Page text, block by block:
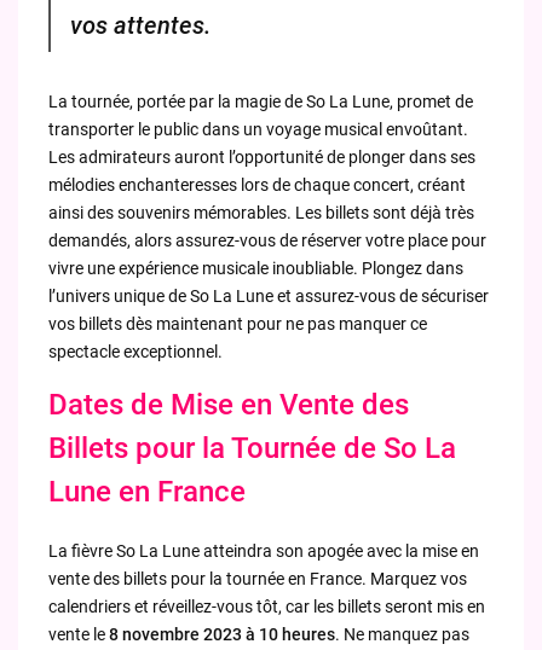
vos attentes.
La tournée, portée par la magie de So La Lune, promet de
transporter le public dans un voyage musical envoûtant.
Les admirateurs auront l’opportunité de plonger dans ses
mélodies enchanteresses lors de chaque concert, créant
ainsi des souvenirs mémorables. Les billets sont déjà très
demandés, alors assurez-vous de réserver votre place pour
vivre une expérience musicale inoubliable. Plongez dans
l’univers unique de So La Lune et assurez-vous de sécuriser
vos billets dès maintenant pour ne pas manquer ce
spectacle exceptionnel.
Dates de Mise en Vente des
Billets pour la Tournée de So La
Lune en France
La fièvre So La Lune atteindra son apogée avec la mise en
vente des billets pour la tournée en France. Marquez vos
calendriers et réveillez-vous tôt, car les billets seront mis en
vente le8 novembre 2023 à 10 heures. Ne manquez pas